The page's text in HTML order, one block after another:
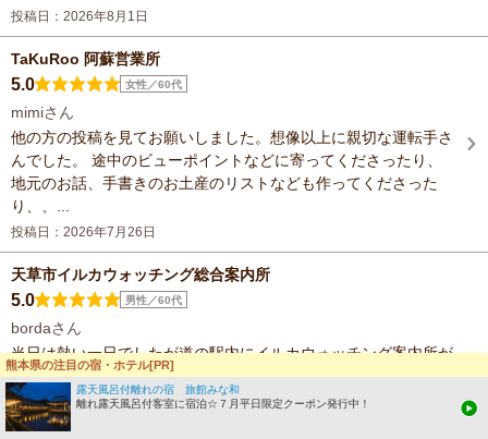
投稿日：2026年8月1日
TaKuRoo 阿蘇営業所
5.0 女性／60代
mimiさん
他の方の投稿を見てお願いしました。想像以上に親切な運転手さ
んでした。 途中のビューポイントなどに寄ってくださったり、
地元のお話、手書きのお土産のリストなども作ってくださった
り、、...
投稿日：2026年7月26日
天草市イルカウォッチング総合案内所
5.0 男性／60代
bordaさん
当日は熱い一日でしたが道の駅内にイルカウォッチング案内所が
あり涼しい場内にて集合時間までお土産を見たりと早く着いても
時間はつぶせますし案内所の方も的確に伝えて下さるので迷うこ
とはあ...
熊本県の注目の宿・ホテル[PR]
露天風呂付離れの宿 旅館みな和
離れ露天風呂付客室に宿泊☆７月平日限定クーポン発行中！